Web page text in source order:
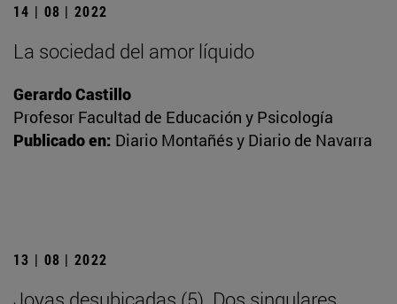
14 | 08 | 2022
La sociedad del amor líquido
Gerardo Castillo
Profesor Facultad de Educación y Psicología
Publicado en: Diario Montañés y Diario de Navarra
13 | 08 | 2022